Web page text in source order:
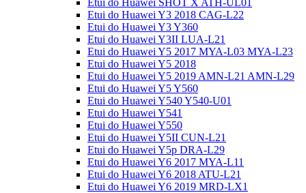
Etui do Huawei SHOT X ATH-UL01
Etui do Huawei Y3 2018 CAG-L22
Etui do Huawei Y3 Y360
Etui do Huawei Y3II LUA-L21
Etui do Huawei Y5 2017 MYA-L03 MYA-L23
Etui do Huawei Y5 2018
Etui do Huawei Y5 2019 AMN-L21 AMN-L29
Etui do Huawei Y5 Y560
Etui do Huawei Y540 Y540-U01
Etui do Huawei Y541
Etui do Huawei Y550
Etui do Huawei Y5II CUN-L21
Etui do Huawei Y5p DRA-L29
Etui do Huawei Y6 2017 MYA-L11
Etui do Huawei Y6 2018 ATU-L21
Etui do Huawei Y6 2019 MRD-LX1